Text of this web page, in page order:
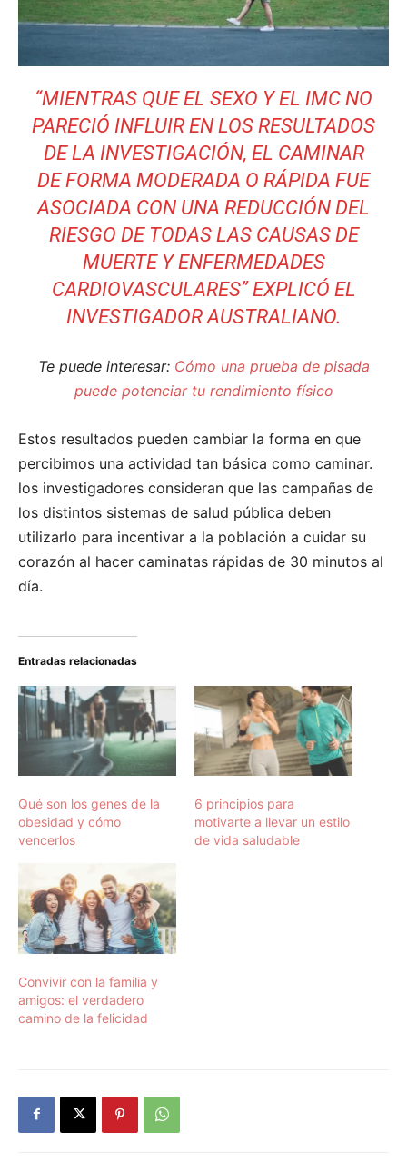
“MIENTRAS QUE EL SEXO Y EL IMC NO
PARECIÓ INFLUIR EN LOS RESULTADOS
DE LA INVESTIGACIÓN, EL CAMINAR
DE FORMA MODERADA O RÁPIDA FUE
ASOCIADA CON UNA REDUCCIÓN DEL
RIESGO DE TODAS LAS CAUSAS DE
MUERTE Y ENFERMEDADES
CARDIOVASCULARES” EXPLICÓ EL
INVESTIGADOR AUSTRALIANO.
Te puede interesar: Cómo una prueba de pisada
puede potenciar tu rendimiento físico
Estos resultados pueden cambiar la forma en que
percibimos una actividad tan básica como caminar.
los investigadores consideran que las campañas de
los distintos sistemas de salud pública deben
utilizarlo para incentivar a la población a cuidar su
corazón al hacer caminatas rápidas de 30 minutos al
día.
Entradas relacionadas
Qué son los genes de la
obesidad y cómo
vencerlos
6 principios para
motivarte a llevar un estilo
de vida saludable
Convivir con la familia y
amigos: el verdadero
camino de la felicidad